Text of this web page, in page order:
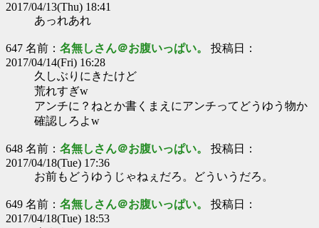
2017/04/13(Thu) 18:41
あっれあれ
647 名前： 名無しさん＠お腹いっぱい。 投稿日：
2017/04/14(Fri) 16:28
久しぶりにきたけど
荒れすぎw
アンチに？ねとか書くまえにアンチってどうゆう物か
確認しろよw
648 名前： 名無しさん＠お腹いっぱい。 投稿日：
2017/04/18(Tue) 17:36
お前もどうゆうじゃねぇだろ。どういうだろ。
649 名前： 名無しさん＠お腹いっぱい。 投稿日：
2017/04/18(Tue) 18:53